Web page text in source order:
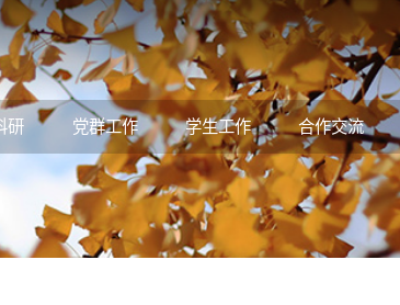
研 党群工作 学生工作 合作交流